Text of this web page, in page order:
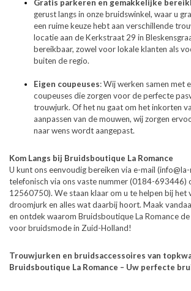
Gratis parkeren en gemakkelijke
gerust langs in onze bruidswinkel, waar u
een ruime keuze hebt aan verschillende
locatie aan de Kerkstraat 29 in
bereikbaar, zowel voor lokale klanten als
buiten de regio.
Eigen coupeuses: Wij werken samen met
coupeuses die zorgen voor de perfecte
trouwjurk. Of het nu gaat om het inkorten
aanpassen van de mouwen, wij zorgen
naar wens wordt aangepast.
Kom Langs bij Bruidsboutique La Romance
U kunt ons eenvoudig bereiken via e-mail
telefonisch via ons vaste nummer (0184-693446)
12560750). We staan klaar om u te helpen bij het
droomjurk en alles wat daarbij hoort. Maak
en ontdek waarom Bruidsboutique La Romance
voor bruidsmode in Zuid-Holland!
Trouwjurken en bruidsaccessoires van
Bruidsboutique La Romance – Uw perfecte